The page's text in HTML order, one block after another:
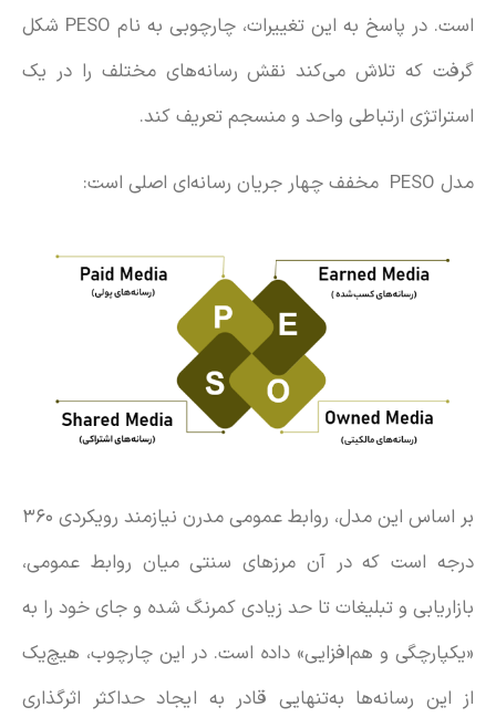
است. در پاسخ به این تغییرات، چارچوبی به نام PESO شکل
گرفت که تلاش می‌کند نقش رسانه‌های مختلف را در یک
استراتژی ارتباطی واحد و منسجم تعریف کند.
مدل PESO مخفف چهار جریان رسانه‌ای اصلی است:
بر اساس این مدل، روابط عمومی مدرن نیازمند رویکردی ۳۶۰
درجه است که در آن مرزهای سنتی میان روابط عمومی،
بازاریابی و تبلیغات تا حد زیادی کمرنگ شده و جای خود را به
«یکپارچگی و هم‌افزایی» داده است. در این چارچوب، هیچ‌یک
از این رسانه‌ها به‌تنهایی قادر به ایجاد حداکثر اثرگذاری